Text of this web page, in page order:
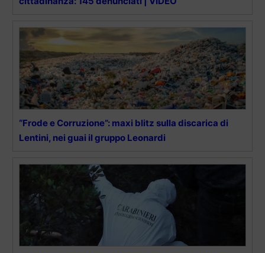
“Frode e Corruzione”: maxi blitz sulla discarica di
Lentini, nei guai il gruppo Leonardi